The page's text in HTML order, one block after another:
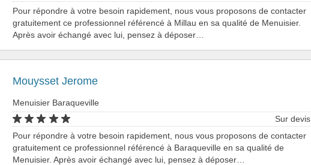
Pour répondre à votre besoin rapidement, nous vous proposons de contacter
gratuitement ce professionnel référencé à Millau en sa qualité de Menuisier.
Après avoir échangé avec lui, pensez à déposer…
Mouysset Jerome
Menuisier Baraqueville
Sur devis
Pour répondre à votre besoin rapidement, nous vous proposons de contacter
gratuitement ce professionnel référencé à Baraqueville en sa qualité de
Menuisier. Après avoir échangé avec lui, pensez à déposer…